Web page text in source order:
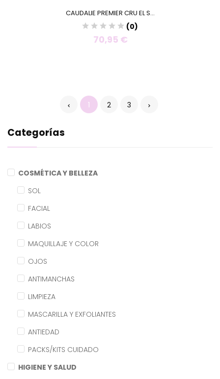
Categorías
COSMÉTICA Y BELLEZA
SOL
FACIAL
LABIOS
MAQUILLAJE Y COLOR
OJOS
ANTIMANCHAS
LIMPIEZA
MASCARILLA Y EXFOLIANTES
ANTIEDAD
PACKS/KITS CUIDADO
HIGIENE Y SALUD
CAUDALIE PREMIER CRU EL S...
(0)
70,95 €
1 2 3